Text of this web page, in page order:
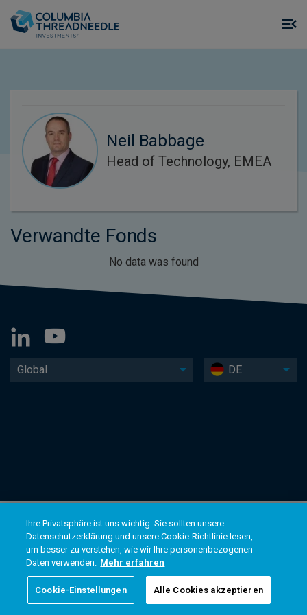
Neil Babbage
Head of Technology, EMEA
Verwandte Fonds
No data was found
Global DE
Ihre Privatsphäre ist uns wichtig. Sie sollten unsere
Datenschutzerklärung und unsere Cookie-Richtlinie lesen,
um besser zu verstehen, wie wir Ihre personenbezogenen
Daten verwenden. Mehr erfahren
Cookie-Einstellungen Alle Cookies akzeptieren